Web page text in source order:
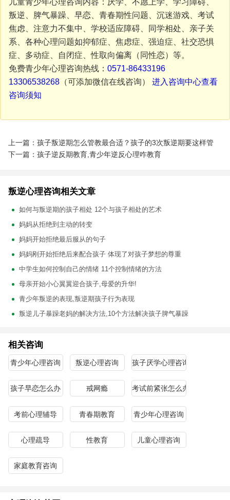
儿童青少年心理咨询内容：厌学、不愿上学、学习障碍、
叛逆、脾气暴躁、早恋、青春期性问题、沉迷游戏、考试
焦虑、注意力不集中、学校适应障碍、同学相处、亲子关
系、各种心理问题如抑郁症、焦虑症、强迫症、社交恐惧
症、多动症、自闭症、性取向偏离（同性恋）等。
免费青少年心理咨询热线： 0571-86433196
13306538268（可添加微信在线咨询） 进入咨询中心查看
咨询须知
上一篇：孩子叛逆期怎么管教最合适？孩子的3次叛逆期要这样管
下一篇：孩子逆反期教育,青少年逆反心理咋教育
叛逆心理咨询相关文章
如何与叛逆期的孩子相处 12个与孩子相处的艺术
妈妈从拒绝到主动的转变
妈妈开始拒绝最后服从的句子
妈妈刚开始拒绝后来配合孩子 体现了对孩子梦想的尊重
中学生如何控制自己的情绪 11个控制情绪的方法
母亲开始小心翼翼迎合孩子,母爱的升华!
青少年叛逆的表现,叛逆期孩子行为表现
叛逆儿子暴躁老妈的解决方法,10个方法解决孩子脾气暴躁
相关咨询
青少年心理咨询 叛逆心理咨询 孩子厌学心理咨询
孩子早恋怎么办 戒网瘾 考试前紧张怎么办
考前心理辅导 青春期教育 青少年心理咨询
心理疏导 性教育 儿童心理咨询
家庭教育咨询